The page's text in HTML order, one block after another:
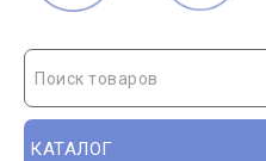
Поиск товаров
КАТАЛОГ